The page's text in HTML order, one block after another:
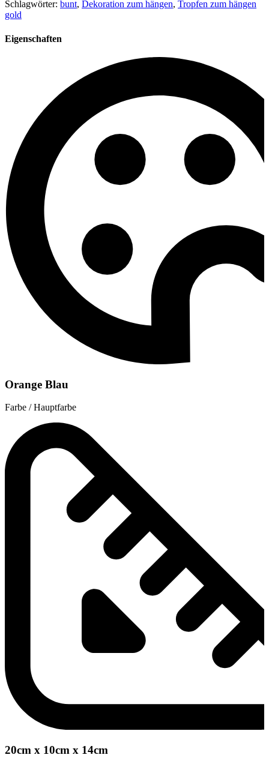
Schlagwörter: bunt, Dekoration zum hängen, Tropfen zum hängen
gold
Eigenschaften
Orange Blau
Farbe / Hauptfarbe
20cm x 10cm x 14cm